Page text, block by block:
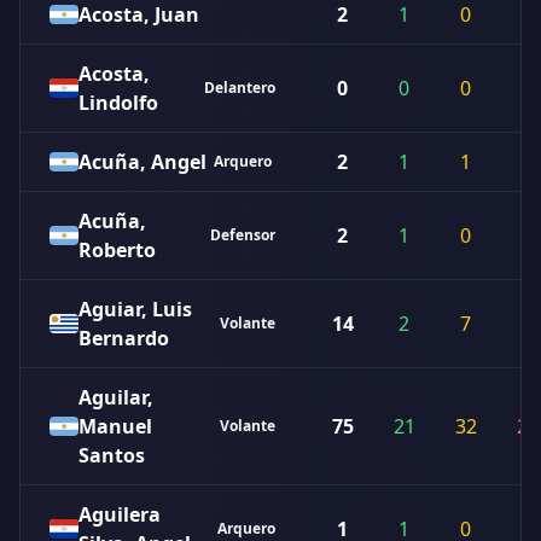
Acosta, Juan 2 1 0
Acosta,
Lindolfo
Delantero 0 0 0
Acuña, Angel Arquero 2 1 1
Acuña,
Roberto
Defensor 2 1 0
Aguiar, Luis
Bernardo
Volante 14 2 7
Aguilar,
Manuel
Santos
Volante 75 21 32 22
Aguilera
Arquero 1 1 0